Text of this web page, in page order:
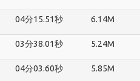
04分15.51秒 6.14M
03分38.01秒 5.24M
04分03.60秒 5.85M